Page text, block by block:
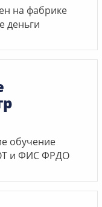
на фабрике
деньги
обучение
и ФИС ФРДО